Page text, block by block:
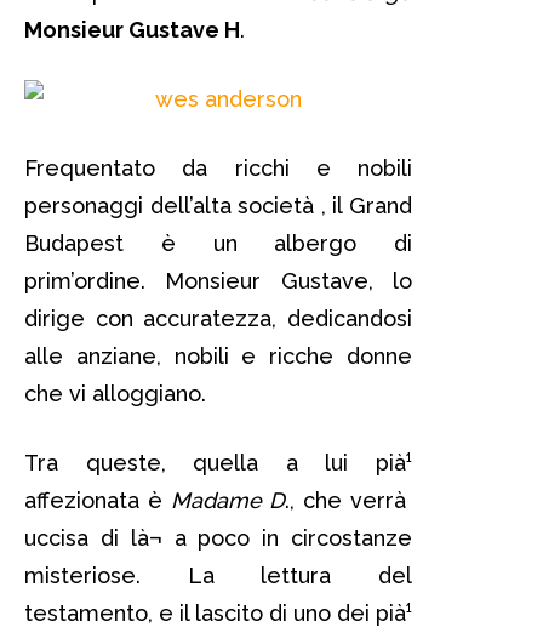
Monsieur Gustave H.
Frequentato da ricchi e nobili
personaggi dell’alta società , il Grand
Budapest è un albergo di
prim’ordine. Monsieur Gustave, lo
dirige con accuratezza, dedicandosi
alle anziane, nobili e ricche donne
che vi alloggiano.
Tra queste, quella a lui pià¹
affezionata è Madame D., che verrà
uccisa di là¬ a poco in circostanze
misteriose. La lettura del
testamento, e il lascito di uno dei pià¹